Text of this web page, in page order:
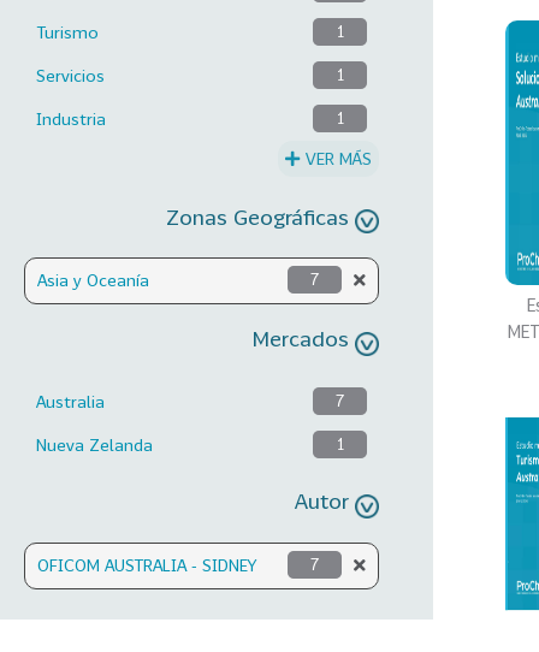
Turismo 1
Servicios 1
Industria 1
VER MÁS
Zonas Geográficas
Asia y Oceanía 7
Mercados
Australia 7
Nueva Zelanda 1
Autor
OFICOM AUSTRALIA - SIDNEY 7